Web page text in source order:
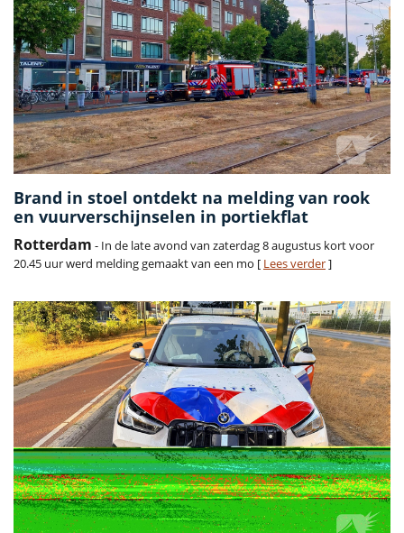
Brand in stoel ontdekt na melding van rook
en vuurverschijnselen in portiekflat
Rotterdam - In de late avond van zaterdag 8 augustus kort voor
20.45 uur werd melding gemaakt van een mo [ Lees verder]